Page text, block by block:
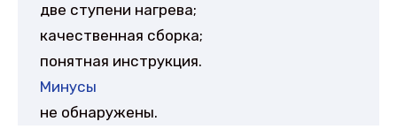
две ступени нагрева;
качественная сборка;
понятная инструкция.
Минусы
не обнаружены.